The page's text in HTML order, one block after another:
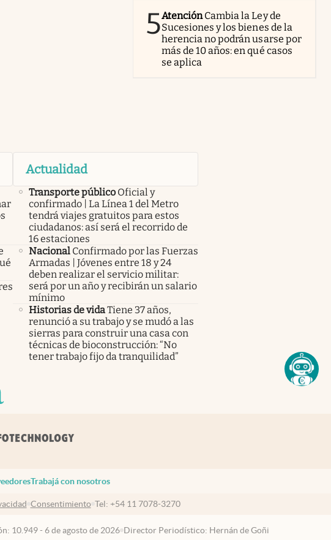
5AtenciónCambia la Ley de
Sucesiones y los bienes de la
herencia no podrán usarse por
más de 10 años: en qué casos
se aplica
Actualidad
Transporte público Oficial y
confirmado | La Línea 1 del Metro
tendrá viajes gratuitos para estos
ciudadanos: así será el recorrido de
16 estaciones
Nacional Confirmado por las Fuerzas
Armadas | Jóvenes entre 18 y 24
deben realizar el servicio militar:
será por un año y recibirán un salario
mínimo
Historias de vidaTiene 37 años,
renunció a su trabajo y se mudó a las
sierras para construir una casa con
técnicas de bioconstrucción: “No
tener trabajo fijo da tranquilidad”
Trabajá con nosotros
Consentimiento Tel: +54 11 7078-3270
10.949 - 6 de agosto de 2026 Director Periodístico: Hernán de Goñi